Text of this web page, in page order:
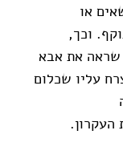
או
וכך,
שראה את אבא
עליו שכלום